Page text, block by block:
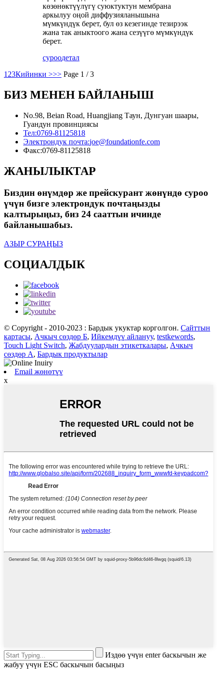
көзөнөктүүлүгү суюктуктун мембрана
аркылуу оңой диффузияланышына
мүмкүндүк берет, бул өз кезегинде тезирээк
жана так аныктоого жана сезүүгө мүмкүндүк
берет.
суроодетал
123Кийинки >>> Page 1 / 3
БИЗ МЕНЕН БАЙЛАНЫШ
No.98, Beian Road, Huangjiang Таун, Дунгуан шаары,
Гуандун провинциясы
Тел:0769-81125818
Электрондук почта:joe@foundationfe.com
Факс:0769-81125818
ЖАНЫЛЫКТАР
Биздин өнүмдөр же прейскурант жөнүндө суроо
үчүн бизге электрондук почтаңызды
калтырыңыз, биз 24 сааттын ичинде
байланышабыз.
АЗЫР СУРАҢЫЗ
СОЦИАЛДЫК
© Copyright - 2010-2023 : Бардык укуктар корголгон. Сайттын
картасы, Ачкыч сөздөр Б, Ийкемдүү айлануу, testkewords,
Touch Light Switch, Жабдуулардын этикеткалары, Ачкыч
сөздөр А, Бардык продуктылар
Email жөнөтүү
x
Издөө үчүн enter баскычын же
жабуу үчүн ESC баскычын басыңыз